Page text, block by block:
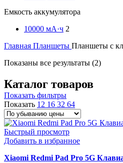
Емкость аккумулятора
10000 мА·ч 2
Главная Планшеты Планшеты с
Показаны все результаты (2)Цены:
Каталог товаров
Показать фильтры
Показать 12 16 32 64
Быстрый просмотр
Добавить в избранное
Xiaomi Redmi Pad Pro 5G